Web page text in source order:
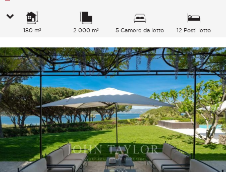
180 m² 2 000 m² 5 Camere da letto 12 Posti letto